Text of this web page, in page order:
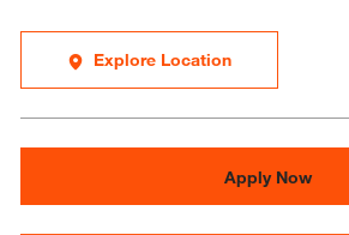
Explore Location
Apply Now